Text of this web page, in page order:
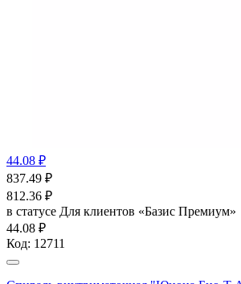
44.08 ₽
837.49 ₽
812.36 ₽
в статусе Для клиентов «Базис Премиум»
44.08 ₽
Код: 12711